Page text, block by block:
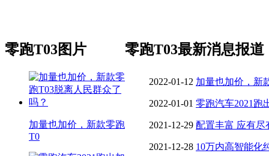
零跑T03图片
加量也加价，新款零跑
T0
零跑T03最新消息报道
2022-01-12 加量也加价，新
2022-01-01 零跑汽车2021跑
台！
2021-12-29 配置丰富 应有尽
2021-12-28 10万内高智能化